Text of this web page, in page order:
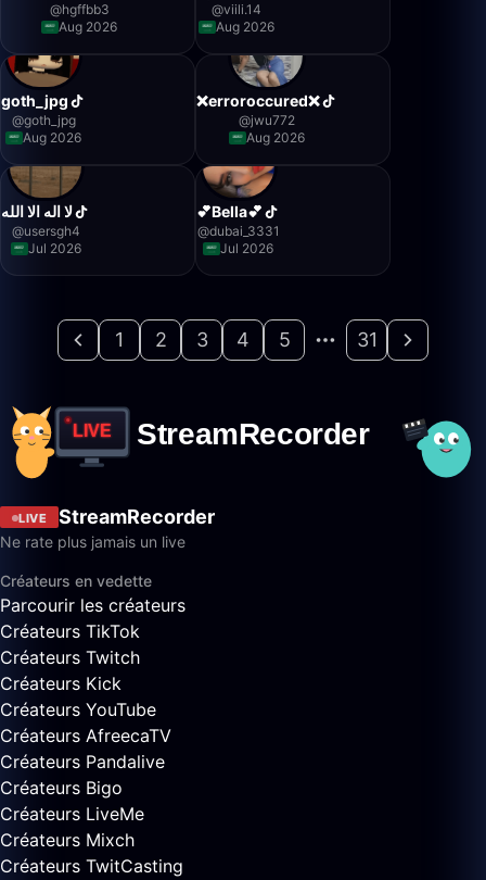
@hgffbb3
Aug 2026
@viili.14
Aug 2026
goth_jpg
@goth_jpg
Aug 2026
❌erroroccured❌
@jwu772
Aug 2026
لا اله الا الله
@usersgh4
Jul 2026
💕Bella💕
@dubai_3331
Jul 2026
1 2 3 4 5 31
LIVE StreamRecorder
Ne rate plus jamais un live
Créateurs en vedette
Parcourir les créateurs
Créateurs TikTok
Créateurs Twitch
Créateurs Kick
Créateurs YouTube
Créateurs AfreecaTV
Créateurs Pandalive
Créateurs Bigo
Créateurs LiveMe
Créateurs Mixch
Créateurs TwitCasting